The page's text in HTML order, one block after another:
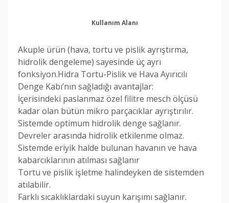
Kullanım Alanı
Akuple ürün (hava, tortu ve pislik ayrıştırma,
hidrolik dengeleme) sayesinde üç ayrı
fonksiyon.Hidra Tortu-Pislik ve Hava Ayırıcılı
Denge Kabı’nın sağladığı avantajlar:
İçerisindeki paslanmaz özel filitre mesch ölçüsü
kadar olan bütün mikro parçacıklar ayrıştırılır.
Sistemde optimum hidrolik denge sağlanır.
Devreler arasında hidrolik etkilenme olmaz.
Sistemde eriyik halde bulunan havanın ve hava
kabarcıklarının atılması sağlanır
Tortu ve pislik işletme halindeyken de sistemden
atılabilir.
Farklı sıcaklıklardaki suyun karışımı sağlanır.